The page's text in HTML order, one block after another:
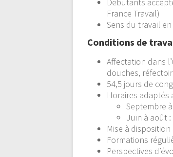
France Travail)
Sens du travail
Conditions de
Affectation dans
douches,
54,5 jours de
Horaires adaptés
Septembre
Juin à août
Mise à
Formations
Perspectives